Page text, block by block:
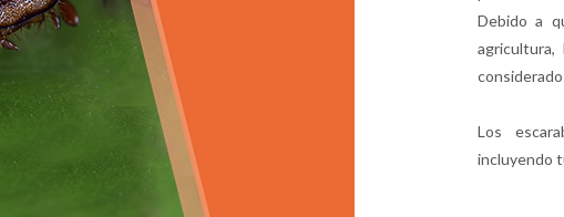
Debido a
agricultura,
Los
incluyendo